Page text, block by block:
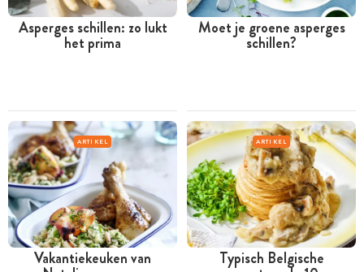
Asperges schillen: zo lukt
het prima
Moet je groene asperges
schillen?
ARTIKEL
Vakantiekeuken van
ARTIKEL
Typisch Belgische